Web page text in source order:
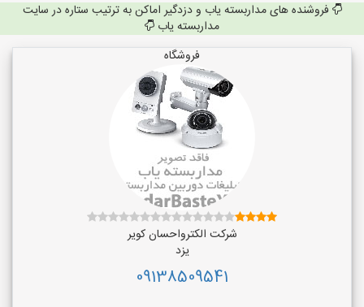
فروشنده های مداربسته یاب و دزدگیر اماکن به ترتیب ستاره در سایت
مداربسته یاب
فروشگاه
شرکت الکترواحسان کویر
یزد
09138509541